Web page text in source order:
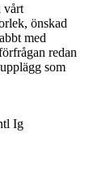
vårt
önskad
med
redan
som